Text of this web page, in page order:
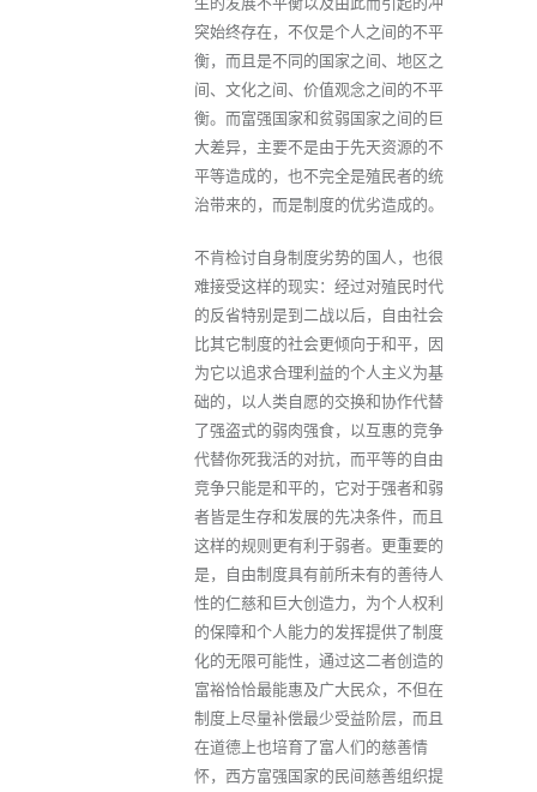
突始终存在，不仅是个人之间的不平
衡，而且是不同的国家之间、地区之
间、文化之间、价值观念之间的不平
衡。而富强国家和贫弱国家之间的巨
大差异，主要不是由于先天资源的不
平等造成的，也不完全是殖民者的统
治带来的，而是制度的优劣造成的。
不肯检讨自身制度劣势的国人，也很
难接受这样的现实：经过对殖民时代
的反省特别是到二战以后，自由社会
比其它制度的社会更倾向于和平，因
为它以追求合理利益的个人主义为基
础的，以人类自愿的交换和协作代替
了强盗式的弱肉强食，以互惠的竞争
代替你死我活的对抗，而平等的自由
竞争只能是和平的，它对于强者和弱
者皆是生存和发展的先决条件，而且
这样的规则更有利于弱者。更重要的
是，自由制度具有前所未有的善待人
性的仁慈和巨大创造力，为个人权利
的保障和个人能力的发挥提供了制度
化的无限可能性，通过这二者创造的
富裕恰恰最能惠及广大民众，不但在
制度上尽量补偿最少受益阶层，而且
在道德上也培育了富人们的慈善情
怀，西方富强国家的民间慈善组织提